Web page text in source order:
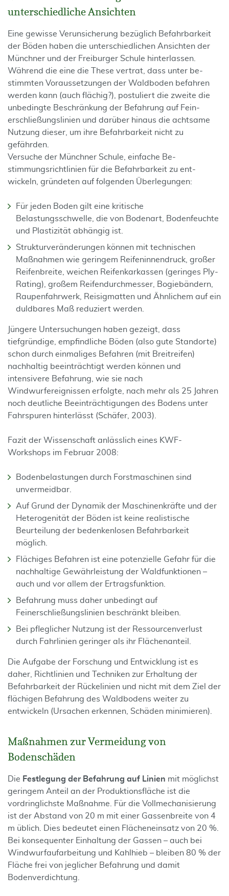
unterschiedliche Ansichten
Eine gewisse Verunsicherung bezüglich Befahrbarkeit
der Böden haben die unterschiedlichen Ansichten der
Münchner und der Freiburger Schule hinterlassen.
Während die eine die These vertrat, dass unter be­
stimmten Voraussetzungen der Waldboden befahren
werden kann (auch flächig?), postuliert die zweite die
unbedingte Beschränkung der Befahrung auf Fein­
erschließungslinien und darüber hinaus die achtsame
Nutzung dieser, um ihre Befahrbarkeit nicht zu
gefährden.
Versuche der Münchner Schule, einfache Be­
stimmungsrichtlinien für die Befahrbarkeit zu ent­
wickeln, gründeten auf folgenden Überlegungen:
Für jeden Boden gilt eine kritische
Belastungsschwelle, die von Bodenart, Bodenfeuchte
und Plastizität abhängig ist.
Strukturveränderungen können mit technischen
Maßnahmen wie geringem Reifeninnendruck, großer
Reifenbreite, weichen Reifenkarkassen (geringes Ply-
Rating), großem Reifendurchmesser, Bogie­bändern,
Raupenfahrwerk, Reisigmatten und Ähnlichem auf ein
duldbares Maß reduziert werden.
Jüngere Untersuchungen haben gezeigt, dass
tiefgründige, empfindliche Böden (also gute Standorte)
schon durch einmaliges Befahren (mit Breitreifen)
nachhaltig beeinträchtigt werden können und
intensivere Befahrung, wie sie nach
Windwurfereignissen erfolgte, nach mehr als 25 Jahren
noch deutliche Beeinträchtigungen des Bodens unter
Fahrspuren hinterlässt (Schäfer, 2003).
Fazit der Wissenschaft anlässlich eines KWF-
Workshops im Februar 2008:
Bodenbelastungen durch Forstmaschinen sind
unvermeidbar.
Auf Grund der Dynamik der Maschinenkräfte und der
Heterogenität der Böden ist keine realistische
Beurteilung der bedenkenlosen Befahrbarkeit
möglich.
Flächiges Befahren ist eine potenzielle Gefahr für die
nachhaltige Gewährleistung der Waldfunktionen –
auch und vor allem der Ertragsfunktion.
Befahrung muss daher unbedingt auf
Feinerschließungslinien beschränkt bleiben.
Bei pfleglicher Nutzung ist der Ressourcenverlust
durch Fahrlinien geringer als ihr Flächenanteil.
Die Aufgabe der Forschung und Entwicklung ist es
daher, Richtlinien und Techniken zur Erhaltung der
Befahrbarkeit der Rückelinien und nicht mit dem Ziel der
flächigen Befahrung des Waldbodens weiter zu
entwickeln (Ursachen erkennen, Schäden minimieren).
Maßnahmen zur Vermeidung von
Bodenschäden
Die Festlegung der Befahrung auf Linien mit möglichst
geringem Anteil an der Produktions­fläche ist die
vordringlichste Maßnahme. Für die Voll­mechanisierung
ist der Abstand von 20 m mit einer Gassenbreite von 4
m üblich. Dies bedeutet einen Flächeneinsatz von 20 %.
Bei konsequenter Ein­haltung der Gassen – auch bei
Windwurfaufarbeitung und Kahlhieb – bleiben 80 % der
Fläche frei von jeglicher Befahrung und damit
Bodenverdichtung.